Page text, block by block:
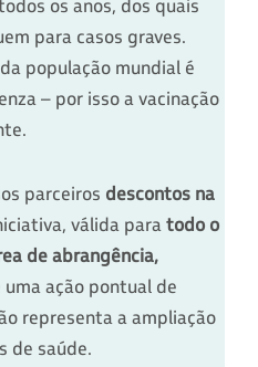
para casos graves.
população mundial é
– por isso a vacinação
parceiros descontos na
válida paratodo o
de abrangência,
uma ação pontual de
representa a ampliação
de saúde.